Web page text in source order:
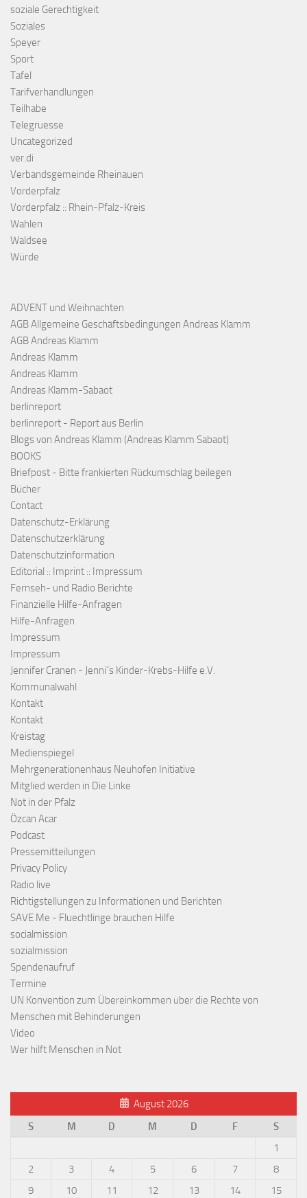
soziale Gerechtigkeit
Soziales
Speyer
Sport
Tafel
Tarifverhandlungen
Teilhabe
Telegruesse
Uncategorized
ver.di
Verbandsgemeinde Rheinauen
Vorderpfalz
Vorderpfalz :: Rhein-Pfalz-Kreis
Wahlen
Waldsee
Würde
ADVENT und Weihnachten
AGB Allgemeine Geschäftsbedingungen Andreas Klamm
AGB Andreas Klamm
Andreas Klamm
Andreas Klamm
Andreas Klamm-Sabaot
berlinreport
berlinreport - Report aus Berlin
Blogs von Andreas Klamm (Andreas Klamm Sabaot)
BOOKS
Briefpost - Bitte frankierten Rückumschlag beilegen
Bücher
Contact
Datenschutz-Erklärung
Datenschutzerklärung
Datenschutzinformation
Editorial :: Imprint :: Impressum
Fernseh- und Radio Berichte
Finanzielle Hilfe-Anfragen
Hilfe-Anfragen
Impressum
Impressum
Jennifer Cranen - Jenni´s Kinder-Krebs-Hilfe e.V.
Kommunalwahl
Kontakt
Kontakt
Kreistag
Medienspiegel
Mehrgenerationenhaus Neuhofen Initiative
Mitglied werden in Die Linke
Not in der Pfalz
Özcan Acar
Podcast
Pressemitteilungen
Privacy Policy
Radio live
Richtigstellungen zu Informationen und Berichten
SAVE Me - Fluechtlinge brauchen Hilfe
socialmission
sozialmission
Spendenaufruf
Termine
UN Konvention zum Übereinkommen über die Rechte von
Menschen mit Behinderungen
Video
Wer hilft Menschen in Not
August 2026
S
M D M D F
S
1
2
3 4 5 6 7
8
9
10 11 12 13 14
15